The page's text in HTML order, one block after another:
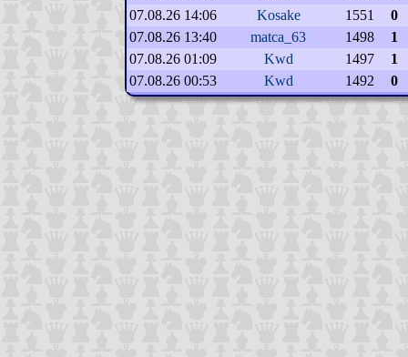
07.08.26 14:06
Kosake 1551
0
07.08.26 13:40
matca_63 1498
1
07.08.26 01:09
Kwd 1497
1
07.08.26 00:53
Kwd 1492 0